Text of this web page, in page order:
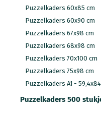
Puzzelkaders 60x85 cm
Puzzelkaders 60x90 cm
Puzzelkaders 67x98 cm
Puzzelkaders 68x98 cm
Puzzelkaders 70x100 cm
Puzzelkaders 75x98 cm
Puzzelkaders A1 -
Puzzelkaders 500